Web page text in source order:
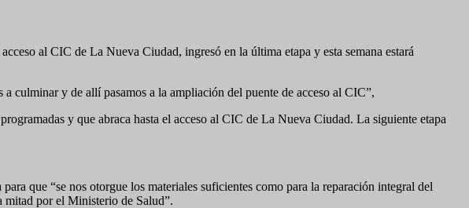
al CIC de La Nueva Ciudad, ingresó en la última etapa y esta semana estará
culminar y de allí pasamos a la ampliación del puente de acceso al CIC”,
y que abraca hasta el acceso al CIC de La Nueva Ciudad. La siguiente etapa
que “se nos otorgue los materiales suficientes como para la reparación integral del
mitad por el Ministerio de Salud”.